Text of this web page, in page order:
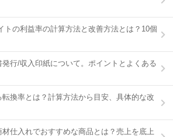
トの利益率の計算方法と改善方法とは？10個
行/収入印紙について。ポイントとよくある
換率とは？計算方法から目安、具体的な改
仕入れでおすすめな商品とは？売上を底上